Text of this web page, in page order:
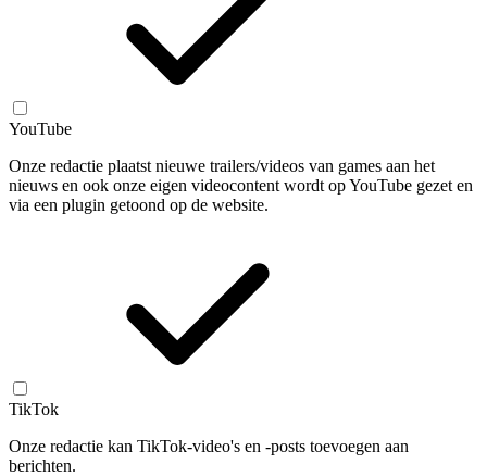
YouTube
Onze redactie plaatst nieuwe trailers/videos van games aan het
nieuws en ook onze eigen videocontent wordt op YouTube gezet en
via een plugin getoond op de website.
TikTok
Onze redactie kan TikTok-video's en -posts toevoegen aan
berichten.